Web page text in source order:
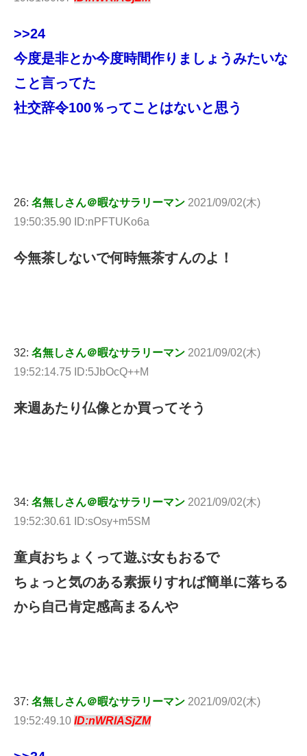
>>24
今度是非とか今度時間作りましょうみたいな
こと言ってた
社交辞令100％ってことはないと思う
26: 名無しさん＠暇なサラリーマン 2021/09/02(木)
19:50:35.90 ID:nPFTUKo6a
今無茶しないで何時無茶すんのよ！
32: 名無しさん＠暇なサラリーマン 2021/09/02(木)
19:52:14.75 ID:5JbOcQ++M
来週あたり仏像とか買ってそう
34: 名無しさん＠暇なサラリーマン 2021/09/02(木)
19:52:30.61 ID:sOsy+m5SM
童貞おちょくって遊ぶ女もおるで
ちょっと気のある素振りすれば簡単に落ちる
から自己肯定感高まるんや
37: 名無しさん＠暇なサラリーマン 2021/09/02(木)
19:52:49.10 ID:nWRlASjZM